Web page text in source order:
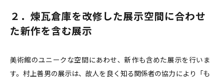
２．煉瓦倉庫を改修した展示空間に合わせ
た新作を含む展示
美術館のユニークな空間にあわせ、新作も含めた展示を行いま
す。村上善男の展示は、故人を良く知る関係者の協力により「も